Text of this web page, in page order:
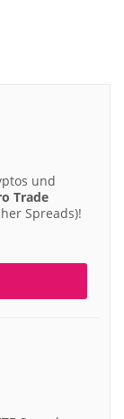
und
Trade
Spreads)!